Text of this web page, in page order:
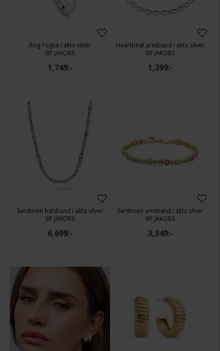
Ring Foglia i äkta silver
SIF JAKOBS
1,749:-
Heartbeat armband i äkta silver
SIF JAKOBS
1,399:-
Sardinien halsband i äkta silver
SIF JAKOBS
6,699:-
Sardinien armband i äkta silver
SIF JAKOBS
3,349:-